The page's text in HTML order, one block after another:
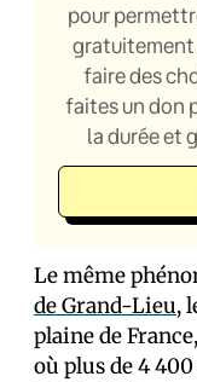
pour
gratuitement
faire des
faites un don
la durée et
Le même
de Grand-Lieu,
plaine de
où plus de 4